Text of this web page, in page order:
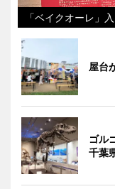
「ベイクオーレ」
屋台
ゴル
千葉